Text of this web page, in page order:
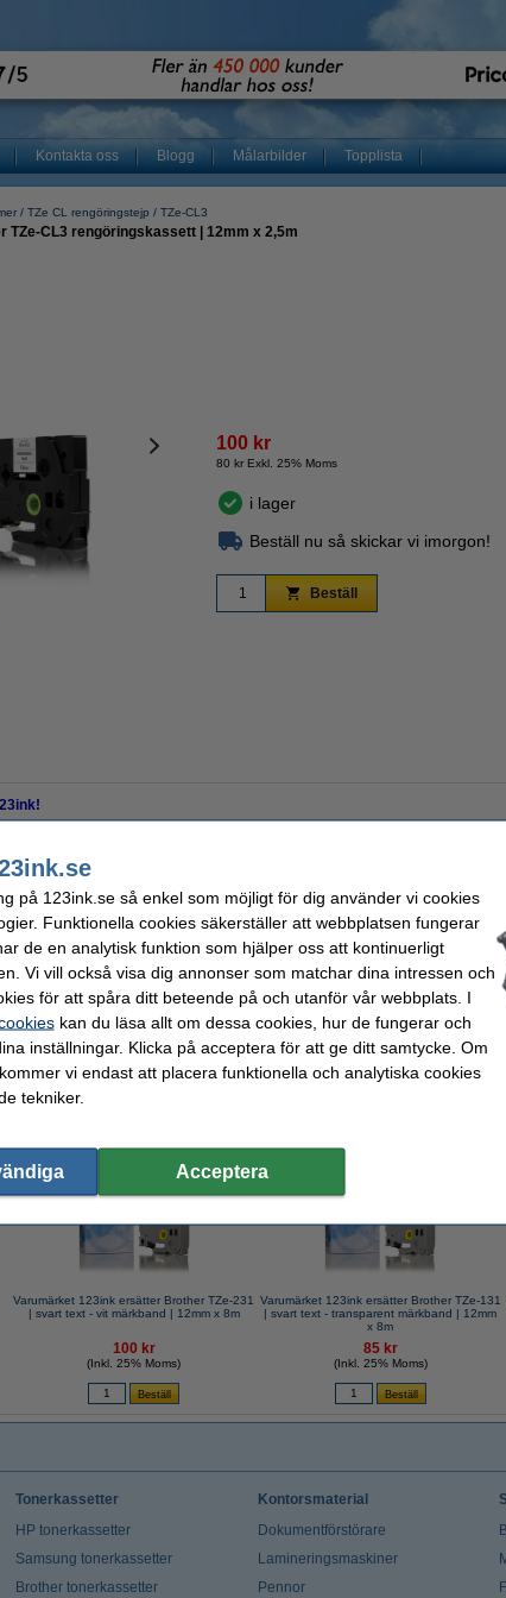
Kontakta oss Blogg Målarbilder Topplista
TZe CL rengöringstejp TZe-CL3
CL3 rengöringskassett | 12mm x 2,5m
100 kr
80 kr Exkl. 25% Moms
i lager
Beställ nu så skickar vi imorgon!
Beställ
Brother TZe-CL3 rengöringstejp från 123ink.
Sort:
Kapacitet:
istället för originalprodukten!
ofta även dessa produkter!
Varumärket 123ink ersätter Brother TZe-231
| svart text - vit märkband | 12mm x 8m
100 kr
(Inkl. 25% Moms)
Varumärket 123ink ersätter Brother TZe-131
| svart text - transparent märkband | 12mm
x 8m
85 kr
(Inkl. 25% Moms)
Tonerkassetter
HP tonerkassetter
Samsung tonerkassetter
Brother tonerkassetter
Kontorsmaterial
Dokumentförstörare
Lamineringsmaskiner
Pennor
på 123ink.se så enkel som möjligt för dig använder vi cookies
Funktionella cookies säkerställer att webbplatsen fungerar
de en analytisk funktion som hjälper oss att kontinuerligt
Vi vill också visa dig annonser som matchar dina intressen och
för att spåra ditt beteende på och utanför vår webbplats. I
kan du läsa allt om dessa cookies, hur de fungerar och
inställningar. Klicka på acceptera för att ge ditt samtycke. Om
vi endast att placera funktionella och analytiska cookies
tekniker.
Acceptera